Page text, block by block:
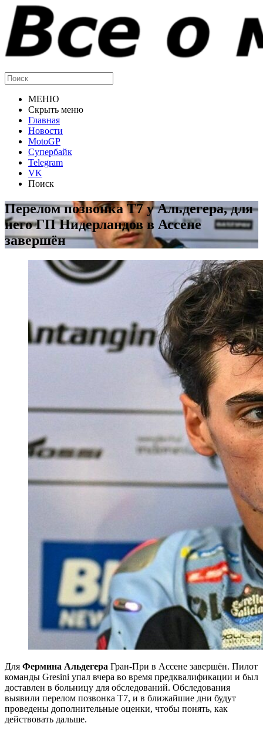
МЕНЮ
Скрыть меню
Главная
Новости
MotoGP
Супербайк
Telegram
VK
Поиск
Перелом позвонка T7 у Альдегера, для
него ГП Нидерландов в Ассене
завершён
Для Фермина Альдегера Гран-При в Ассене завершён. Пилот
команды Gresini упал вчера во время предквалификации и был
доставлен в больницу для обследований. Обследования
выявили перелом позвонка T7, и в ближайшие дни будут
проведены дополнительные оценки, чтобы понять, как
действовать дальше.